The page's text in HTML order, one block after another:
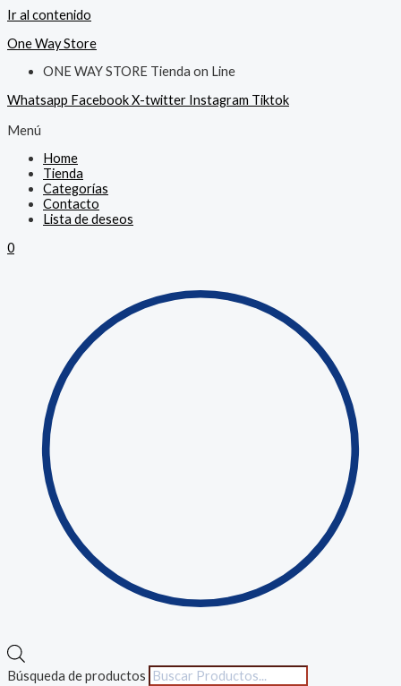
Ir al contenido
One Way Store
ONE WAY STORE Tienda on Line
Whatsapp FacebookX-twitter Instagram Tiktok
Menú
Home
Tienda
Categorías
Contacto
Lista de deseos
0
Búsqueda de productos